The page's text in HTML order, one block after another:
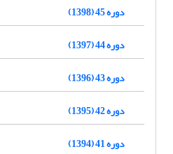
دوره 45 (1398)
دوره 44 (1397)
دوره 43 (1396)
دوره 42 (1395)
دوره 41 (1394)